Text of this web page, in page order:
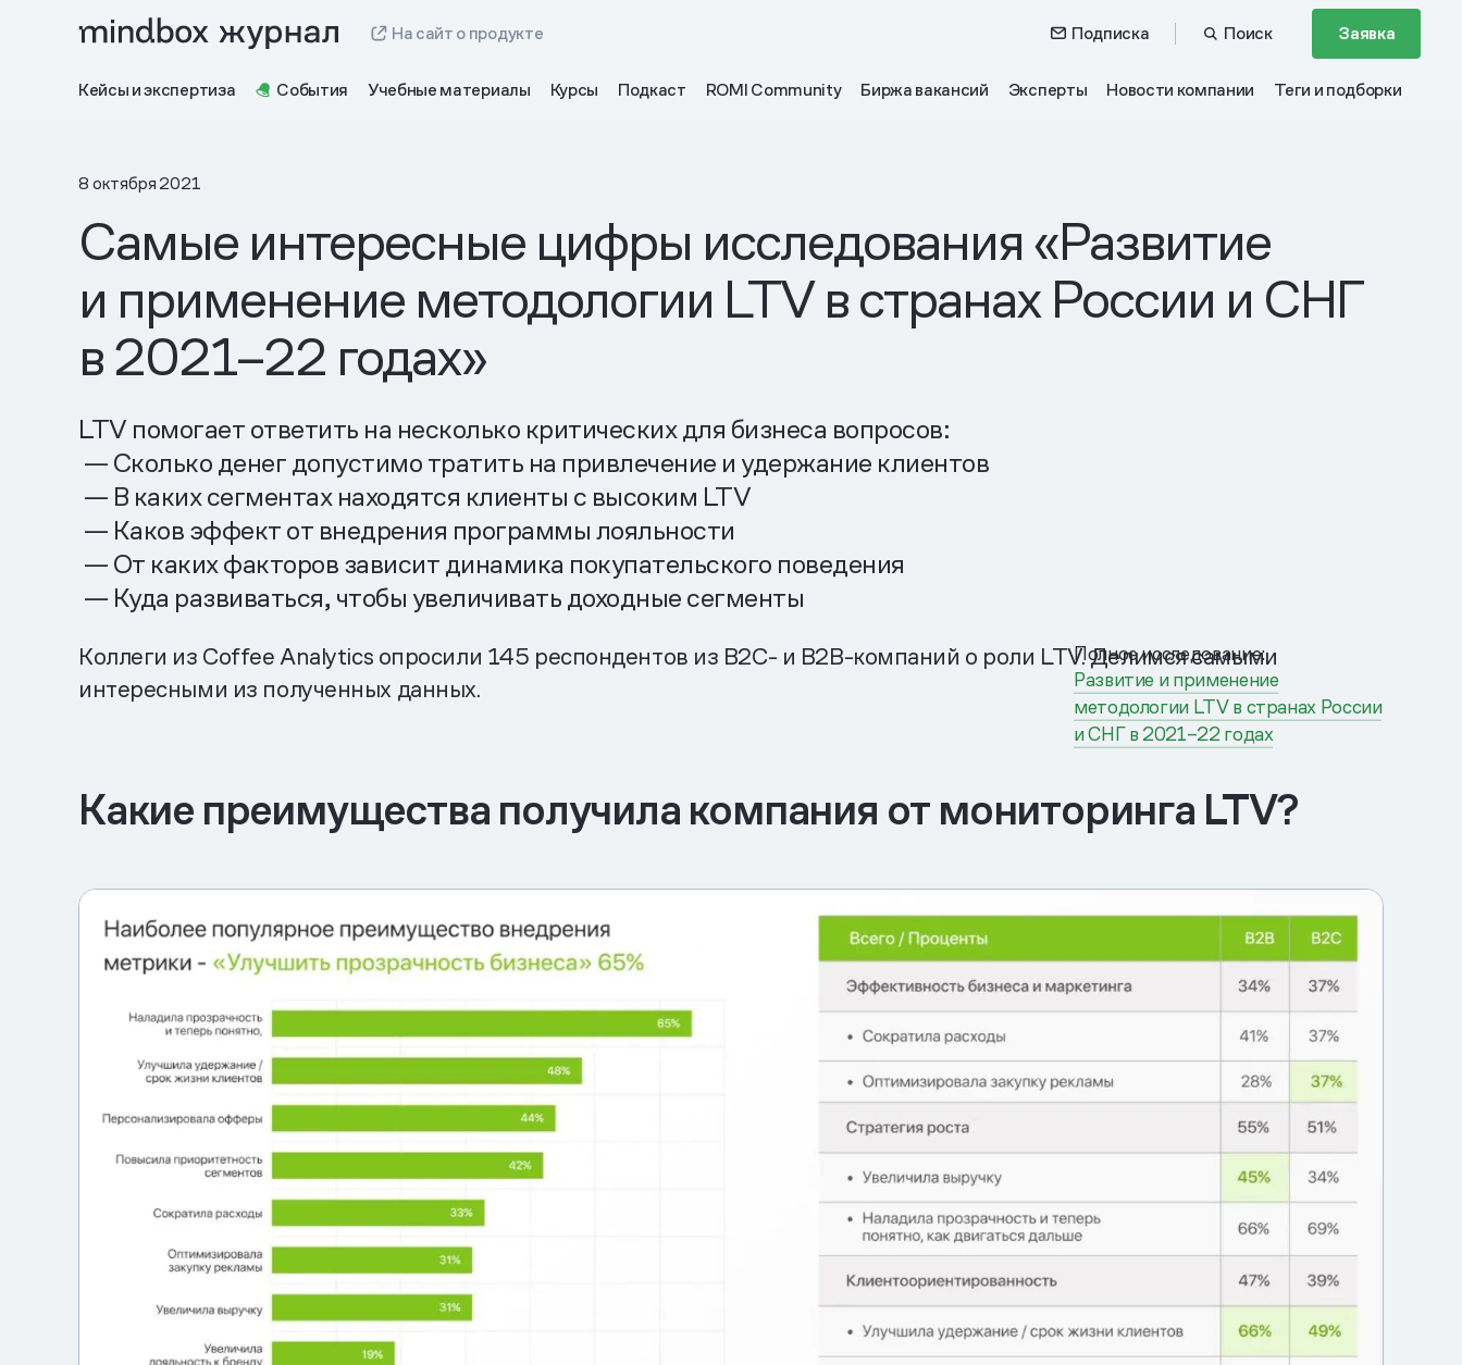
На сайт о продукте Подписка Поиск Заявка
Кейсы и экспертиза События Учебные материалы Курсы Подкаст ROMI Community Биржа вакансий Эксперты Новости компании Теги и подборки
8 октября 2021
Самые интересные цифры исследования «Развитие
и применение методологии LTV в странах России и СНГ
в 2021–22 годах»
LTV помогает ответить на несколько критических для бизнеса вопросов:
— Сколько денег допустимо тратить на привлечение и удержание клиентов
— В каких сегментах находятся клиенты с высоким LTV
— Каков эффект от внедрения программы лояльности
— От каких факторов зависит динамика покупательского поведения
— Куда развиваться, чтобы увеличивать доходные сегменты
Полное исследование:
Развитие и применение
методологии LTV в странах России
и СНГ в 2021–22 годах
Коллеги из Coffee Analytics опросили 145 респондентов из B2C- и B2B-компаний о роли LTV. Делимся самыми
интересными из полученных данных.
Какие преимущества получила компания от мониторинга LTV?